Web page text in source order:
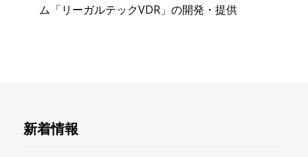
ム「リーガルテックVDR」の開発・提供
新着情報